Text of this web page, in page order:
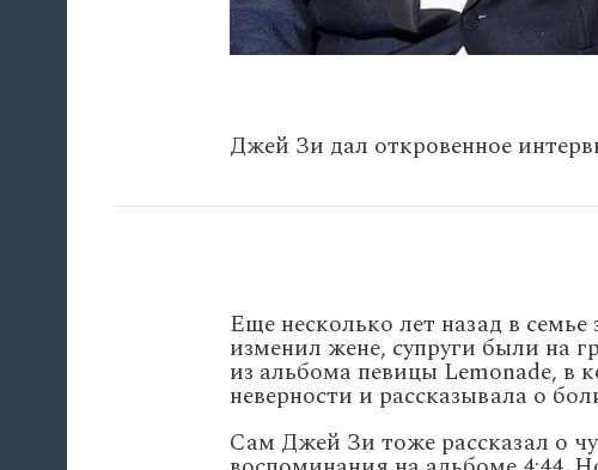
Джей Зи дал откровенное
Еще несколько лет назад в
изменил жене, супруги были на
из альбома певицы Lemonade, в
неверности и рассказывала о
Сам Джей Зи тоже рассказал о